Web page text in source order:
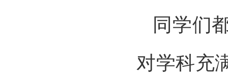
同学们
对学科充